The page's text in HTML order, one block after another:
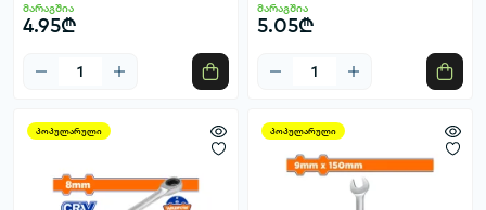
მარაგშია
4.95₾
მარაგშია
5.05₾
პოპულარული პოპულარული